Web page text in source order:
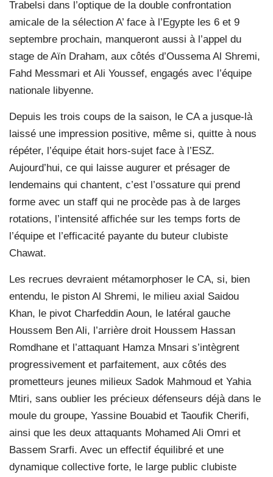
Trabelsi dans l’optique de la double confrontation
amicale de la sélection A’ face à l’Egypte les 6 et 9
septembre prochain, manqueront aussi à l’appel du
stage de Aïn Draham, aux côtés d’Oussema Al Shremi,
Fahd Messmari et Ali Youssef, engagés avec l’équipe
nationale libyenne.
Depuis les trois coups de la saison, le CA a jusque-là
laissé une impression positive, même si, quitte à nous
répéter, l’équipe était hors-sujet face à l’ESZ.
Aujourd’hui, ce qui laisse augurer et présager de
lendemains qui chantent, c’est l’ossature qui prend
forme avec un staff qui ne procède pas à de larges
rotations, l’intensité affichée sur les temps forts de
l’équipe et l’efficacité payante du buteur clubiste
Chawat.
Les recrues devraient métamorphoser le CA, si, bien
entendu, le piston Al Shremi, le milieu axial Saidou
Khan, le pivot Charfeddin Aoun, le latéral gauche
Houssem Ben Ali, l’arrière droit Houssem Hassan
Romdhane et l’attaquant Hamza Mnsari s’intègrent
progressivement et parfaitement, aux côtés des
prometteurs jeunes milieux Sadok Mahmoud et Yahia
Mtiri, sans oublier les précieux défenseurs déjà dans le
moule du groupe, Yassine Bouabid et Taoufik Cherifi,
ainsi que les deux attaquants Mohamed Ali Omri et
Bassem Srarfi. Avec un effectif équilibré et une
dynamique collective forte, le large public clubiste